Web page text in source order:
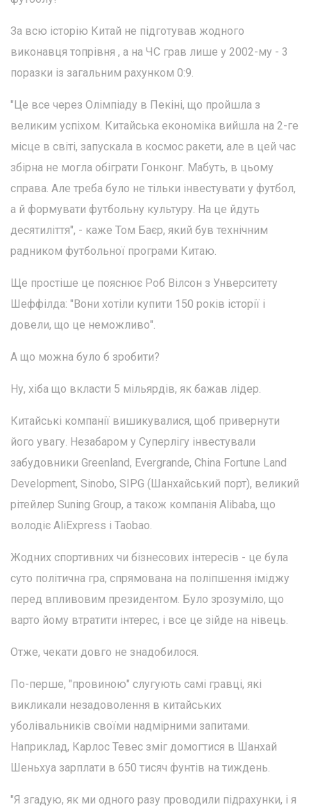
За всю історію Китай не підготував жодного
виконавця топрівня , а на ЧС грав лише у 2002-му - 3
поразки із загальним рахунком 0:9.
"Це все через Олімпіаду в Пекіні, що пройшла з
великим успіхом. Китайська економіка вийшла на 2-ге
місце в світі, запускала в космос ракети, але в цей час
збірна не могла обіграти Гонконг. Мабуть, в цьому
справа. Але треба було не тільки інвестувати у футбол,
а й формувати футбольну культуру. На це йдуть
десятиліття", - каже Том Баєр, який був технічним
радником футбольної програми Китаю.
Ще простіше це пояснює Роб Вілсон з Унверситету
Шеффілда: "Вони хотіли купити 150 років історії і
довели, що це неможливо".
А що можна було б зробити?
Ну, хіба що вкласти 5 мільярдів, як бажав лідер.
Китайські компанії вишикувалися, щоб привернути
його увагу. Незабаром у Суперлігу інвестували
забудовники Greenland, Evergrande, China Fortune Land
Development, Sinobo, SIPG (Шанхайський порт), великий
рітейлер Suning Group, а також компанія Alibaba, що
володіє AliExpress і Taobao.
Жодних спортивних чи бізнесових інтересів - це була
суто політична гра, спрямована на поліпшення іміджу
перед впливовим президентом. Було зрозуміло, що
варто йому втратити інтерес, і все це зійде на нівець.
Отже, чекати довго не знадобилося.
По-перше, "провиною" слугують самі гравці, які
викликали незадоволення в китайських
уболівальників своїми надмірними запитами.
Наприклад, Карлос Тевес зміг домогтися в Шанхай
Шеньхуа зарплати в 650 тисяч фунтів на тиждень.
"Я згадую, як ми одного разу проводили підрахунки, і я